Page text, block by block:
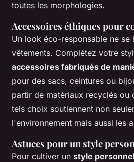
toutes les morphologies.
Accessoires éthiques pour
Un look éco-responsable ne se
vêtements. Complétez votre
accessoires fabriqués de
pour des sacs, ceintures ou
partir de matériaux recyclés ou
tels choix soutiennent non
l'environnement mais aussi les
Astuces pour un style
Pour cultiver un style personnel